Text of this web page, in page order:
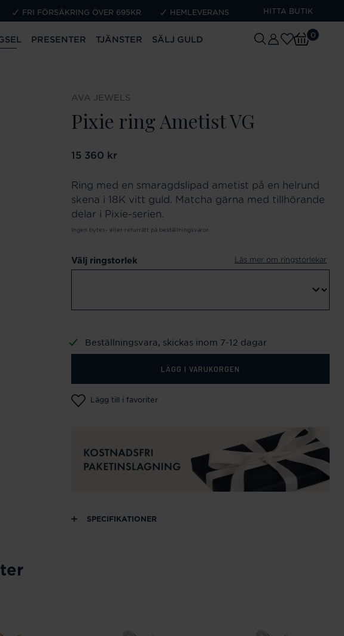
FRI FÖRSÄKRING ÖVER 695KR HEMLEVERANS HITTA BUTIK
PRESENTER TJÄNSTER SÄLJ GULD 0
AVA JEWELS
Pixie ring Ametist VG
Pris:15 360 kr
15 360 kr
Ring med en smaragdslipad ametist på en helrund
skena i 18K vitt guld. Matcha gärna med tillhörande
delar i Pixie-serien.
Ingen bytes- eller returrätt på beställningsvaror.
Välj ringstorlek Läs mer om ringstorlekar
Beställningsvara, skickas inom 7-12 dagar
LÄGG I VARUKORGEN
Lägg till i favoriter
SPECIFIKATIONER